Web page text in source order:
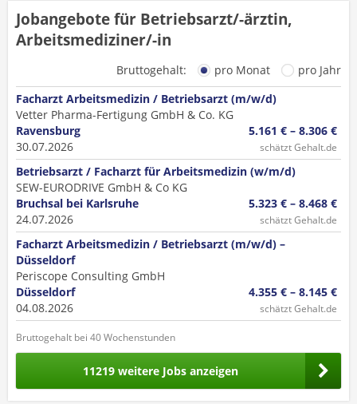
Jobangebote für Betriebsarzt/-ärztin,
Arbeitsmediziner/-in
Bruttogehalt: pro Monat
pro Jahr
Facharzt Arbeitsmedizin / Betriebsarzt (m/w/d)
Vetter Pharma-Fertigung GmbH & Co. KG
Ravensburg
30.07.2026
5.161 € – 8.306 €
schätzt Gehalt.de
Betriebsarzt / Facharzt für Arbeitsmedizin (w/m/d)
SEW-EURODRIVE GmbH & Co KG
Bruchsal bei Karlsruhe
24.07.2026
5.323 € – 8.468 €
schätzt Gehalt.de
Facharzt Arbeitsmedizin / Betriebsarzt (m/w/d) –
Düsseldorf
Periscope Consulting GmbH
Düsseldorf
04.08.2026
4.355 € – 8.145 €
schätzt Gehalt.de
Bruttogehalt bei 40 Wochenstunden
11219 weitere Jobs anzeigen